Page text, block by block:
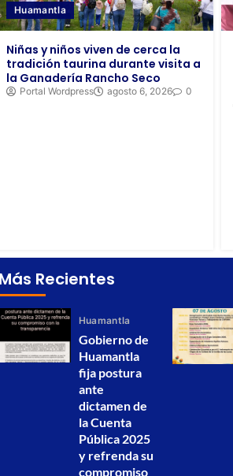
Huamantla
Niñas y niños viven de cerca la
tradición taurina durante visita a
la Ganadería Rancho Seco
Portal Wordpress agosto 6, 2026 0
Más Recientes
Huamantla
Gobierno de
Huamantla
fija postura
ante
dictamen de
la Cuenta
Pública 2025
y refrenda su
compromiso